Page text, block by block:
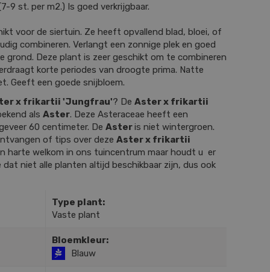
9 st. per m2.) Is goed verkrijgbaar.
voor de siertuin. Ze heeft opvallend blad, bloei, of
combineren. Verlangt een zonnige plek en goed
grond. Deze plant is zeer geschikt om te combineren
korte periodes van droogte prima. Natte
Geeft een goede snijbloem.
x frikartii 'Jungfrau'? De Aster x frikartii
als Aster. Deze Asteraceae heeft een
60 centimeter. De Asteris niet wintergroen.
of tips over deze Aster x frikartii
harte welkom in ons tuincentrum maar houdt u er
niet alle planten altijd beschikbaar zijn, dus ook
Type plant:
Vaste plant
Bloemkleur:
Blauw